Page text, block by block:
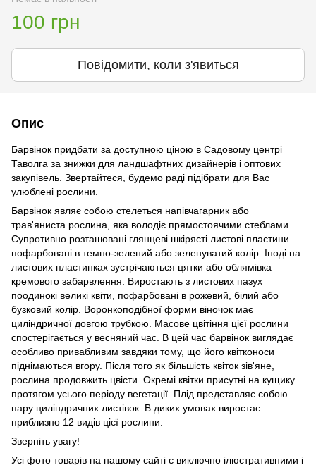
100 грн
Повідомити, коли з'явиться
Опис
Барвінок придбати за доступною ціною в Садовому центрі
Таволга за знижки для ландшафтних дизайнерів і оптових
закупівель. Звертайтеся, будемо раді підібрати для Вас
улюблені рослини.
Барвінок являє собою стелеться напівчагарник або
трав'яниста рослина, яка володіє прямостоячими стеблами.
Супротивно розташовані глянцеві шкірясті листові пластини
пофарбовані в темно-зелений або зеленуватий колір. Іноді на
листових пластинках зустрічаються цятки або облямівка
кремового забарвлення. Виростають з листових пазух
поодинокі великі квіти, пофарбовані в рожевий, білий або
бузковий колір. Воронкоподібної форми віночок має
циліндричної довгою трубкою. Масове цвітіння цієї рослини
спостерігається у весняний час. В цей час барвінок виглядає
особливо привабливим завдяки тому, що його квітконоси
піднімаються вгору. Після того як більшість квіток зів'яне,
рослина продовжить цвісти. Окремі квітки присутні на кущику
протягом усього періоду вегетації. Плід представляє собою
пару циліндричних листівок. В диких умовах виростає
приблизно 12 видів цієї рослини.
Зверніть увагу!
Усі фото товарів на нашому сайті є виключно ілюстративними і